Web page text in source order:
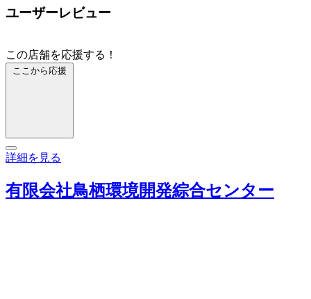
ユーザーレビュー
この店舗を応援する！
ここから応援
詳細を見る
有限会社鳥栖環境開発綜合センター